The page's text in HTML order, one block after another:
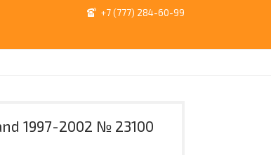
+7 (777) 284-60-99
1997-2002 № 23100